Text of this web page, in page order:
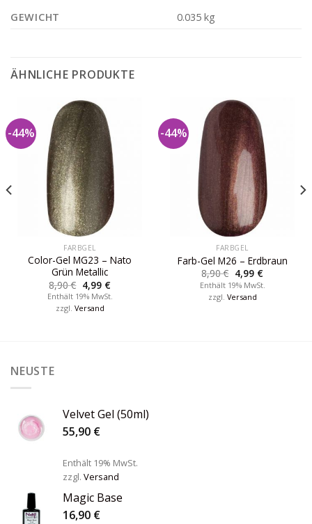
GEWICHT 0.035 kg
ÄHNLICHE PRODUKTE
-44%
FARBGEL
Color-Gel MG23 – Nato
Grün Metallic
8,90€ 4,99 €
Enthält 19% MwSt.
zzgl. Versand
-44%
FARBGEL
Farb-Gel M26 – Erdbraun
8,90€ 4,99 €
Enthält 19% MwSt.
zzgl. Versand
NEUSTE
Velvet Gel (50ml)
55,90 €
Enthält 19% MwSt.
zzgl. Versand
Magic Base
16,90 €